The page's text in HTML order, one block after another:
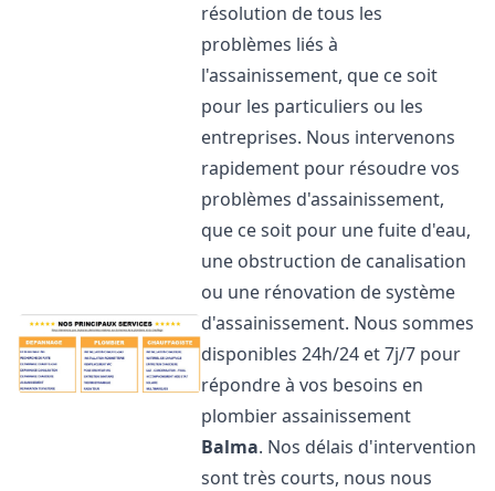
résolution de tous les
problèmes liés à
l'assainissement, que ce soit
pour les particuliers ou les
entreprises. Nous intervenons
rapidement pour résoudre vos
problèmes d'assainissement,
que ce soit pour une fuite d'eau,
une obstruction de canalisation
ou une rénovation de système
d'assainissement. Nous sommes
disponibles 24h/24 et 7j/7 pour
répondre à vos besoins en
plombier assainissement
Balma. Nos délais d'intervention
sont très courts, nous nous